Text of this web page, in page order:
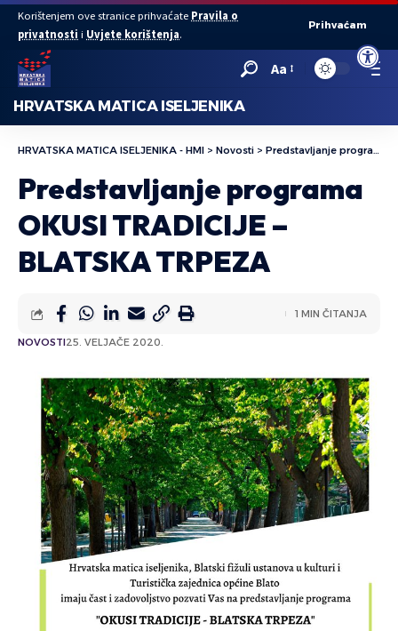
Open
Korištenjem ove stranice prihvaćate Pravila o
privatnosti i Uvjete korištenja.
Prihvaćam
Aa
HRVATSKA MATICA ISELJENIKA
HRVATSKA MATICA ISELJENIKA - HMI > Novosti > Predstavljanje programa OKUSI TRADICIJE – BLATSKA TRPEZA
Predstavljanje programa
OKUSI TRADICIJE –
BLATSKA TRPEZA
NOVOSTI25. VELJAČE 2020.
1 MIN ČITANJA